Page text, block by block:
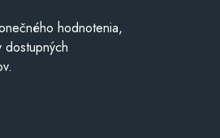
hodnotenia,
dostupných